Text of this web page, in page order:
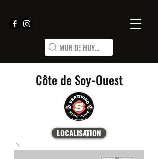
MUR DE HUY...
Côte de Soy-Ouest
LOCALISATION